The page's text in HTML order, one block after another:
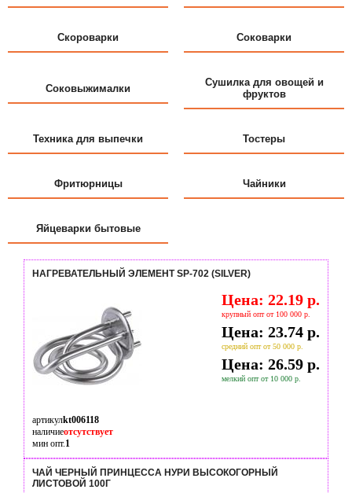
Скороварки Соковарки
Соковыжималки
Сушилка для овощей и
фруктов
Техника для выпечки Тостеры
Фритюрницы Чайники
Яйцеварки бытовые
НАГРЕВАТЕЛЬНЫЙ ЭЛЕМЕНТ SP-702 (SILVER)
Цена: 22.19 р.
крупный опт от 100 000 р.
Цена: 23.74 р.
средний опт от 50 000 р.
Цена: 26.59 р.
мелкий опт от 10 000 р.
артикулkt006118
наличиеотсутствует
мин опт.1
ЧАЙ ЧЕРНЫЙ ПРИНЦЕССА НУРИ ВЫСОКОГОРНЫЙ
ЛИСТОВОЙ 100Г